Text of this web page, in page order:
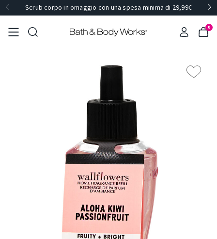
Scrub corpo in omaggio con una spesa minima di 29,99€
0